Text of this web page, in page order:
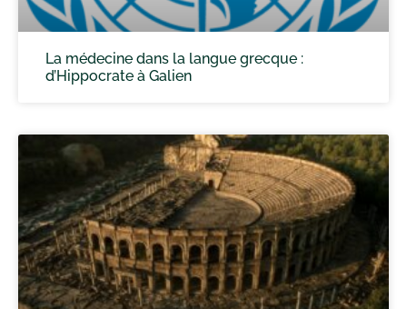
La médecine dans la langue grecque :
d’Hippocrate à Galien